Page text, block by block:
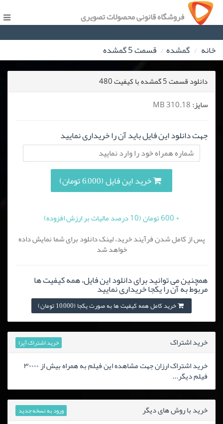
فروشگاه قانونی محصولات تصویری
خانه گمشده قسمت 5 گمشده
دانلود قسمت 5 گمشده با کیفیت 480
سایز:
جهت دانلود این فایل باید آن را خریداری نمایید
خرید این فایل (6,000 تومان)
+ 600 تومان (10 درصد مالیات بر ارزش افزوده)
پس از کامل شدن فرآیند خرید، لینک دانلود برای شما نمایش داده
خواهد شد
همچنین می توانید برای دانلود این فایل، همه کیفیت ها
مربوط به آن را یکجا خریداری نمایید
خرید کامل همه کیفیت ها به صورت یکجا (10,000 تومان)
خرید اشتراک خرید اشتراک آپرا
خرید اشتراک ارزان جهت مشاهده این فیلم به همراه بیش از ۳۰۰۰۰
فیلم دیگر...
خرید با روش های دیگر ورود به نسخه جدید